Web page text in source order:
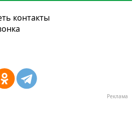
контакты
Реклама